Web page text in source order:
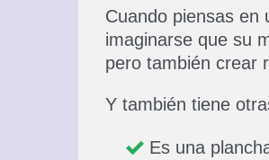
Cuando piensas en
imaginarse que su
pero también crear
Y también tiene
Es una